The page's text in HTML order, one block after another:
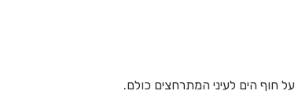
חוף הים לעיני המתרחצים כולם.